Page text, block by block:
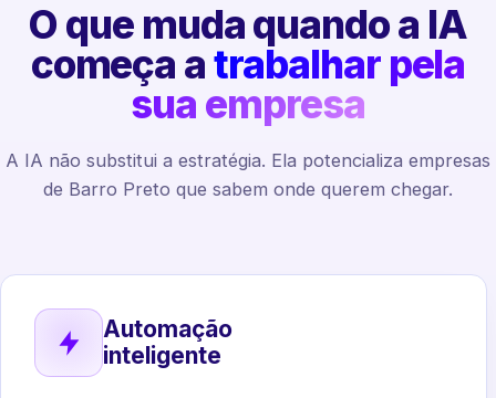
O que muda quando a IA
começa atrabalhar pela
sua empresa
A IA não substitui a estratégia. Ela potencializa empresas
de Barro Preto que sabem onde querem chegar.
Automação
inteligente